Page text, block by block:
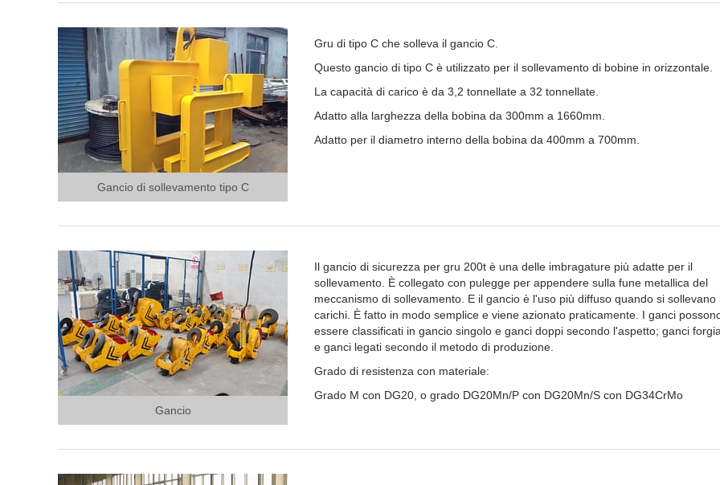
Gancio di sollevamento tipo C
Gru di tipo C che solleva il gancio C.
Questo gancio di tipo C è utilizzato per il sollevamento di bobine in orizzontale
La capacità di carico è da 3,2 tonnellate a 32 tonnellate.
Adatto alla larghezza della bobina da 300mm a 1660mm.
Adatto per il diametro interno della bobina da 400mm a 700mm.
Gancio
Il gancio di sicurezza per gru 200t è una delle imbragature più adatte per il
sollevamento. È collegato con pulegge per appendere sulla fune metallica del
meccanismo di sollevamento. E il gancio è l'uso più diffuso quando si sollevano
carichi. È fatto in modo semplice e viene azionato praticamente. I ganci
essere classificati in gancio singolo e ganci doppi secondo l'aspetto; ganci
e ganci legati secondo il metodo di produzione.
Grado di resistenza con materiale:
Grado M con DG20, o grado DG20Mn/P con DG20Mn/S con DG34CrMo